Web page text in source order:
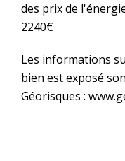
des prix de
2240€
Les informations
bien est exposé
Géorisques :